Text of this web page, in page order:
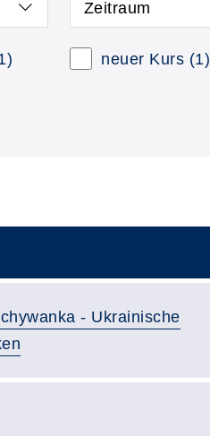
Zeitraum
neuer Kurs (1)
- Ukrainische